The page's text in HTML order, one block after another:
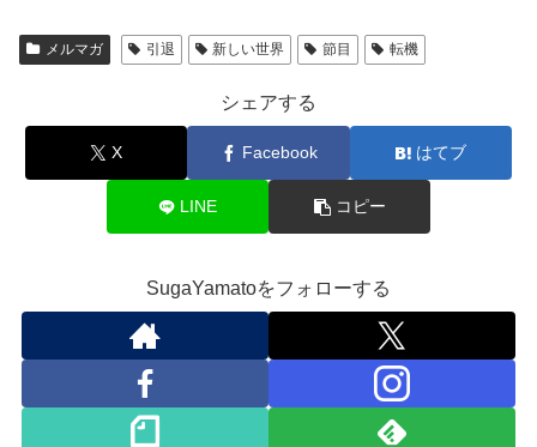
メルマガ 引退 新しい世界 節目 転機
シェアする
X Facebook はてブ
LINE コピー
SugaYamatoをフォローする